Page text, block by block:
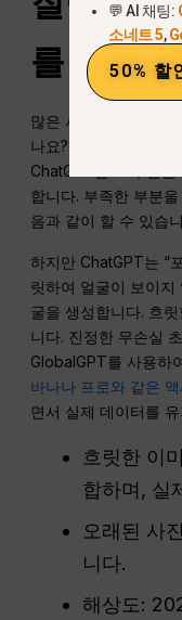
를 개선
많은 사람들이
나요?”라고 질문합니
ChatGPT는 AI 추론
합니다. 부족한 부분
음과 같이 할 수 있습
하지만 ChatGPT는 “
릿하여 얼굴이 보이지
굴을 생성합니다. 흐
니다. 진정한 무손실
GlobalGPT를 사용하
바나나 프로와 같은
면서 실제 데이터를
흐릿한 이
합하며, 실
오래된 사
니다.
해상도:
💬 AI 채팅:
소네트 5,
50% 할